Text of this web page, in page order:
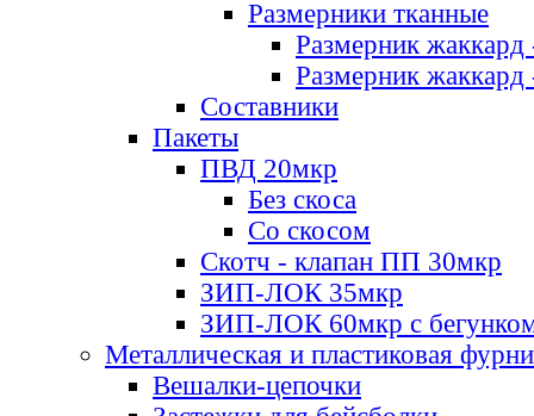
Размерники тканные
Размерник
Размерник
Составники
Пакеты
ПВД 20мкр
Без скоса
Со скосом
Скотч - клапан ПП 30мкр
ЗИП-ЛОК 35мкр
ЗИП-ЛОК 60мкр с
Металлическая и пластиковая
Вешалки-цепочки